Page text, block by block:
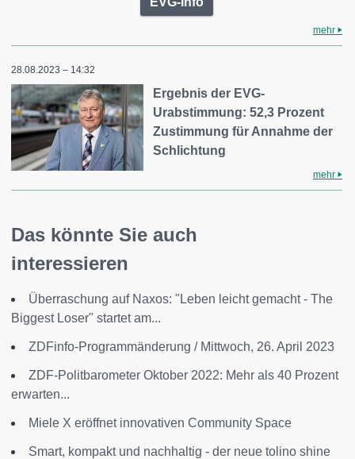
mehr
28.08.2023 – 14:32
Ergebnis der EVG-
Urabstimmung: 52,3 Prozent
Zustimmung für Annahme der
Schlichtung
mehr
Das könnte Sie auch
interessieren
Überraschung auf Naxos: "Leben leicht gemacht - The
Biggest Loser" startet am...
ZDFinfo-Programmänderung / Mittwoch, 26. April 2023
ZDF-Politbarometer Oktober 2022: Mehr als 40 Prozent
erwarten...
Miele X eröffnet innovativen Community Space
Smart, kompakt und nachhaltig - der neue tolino shine